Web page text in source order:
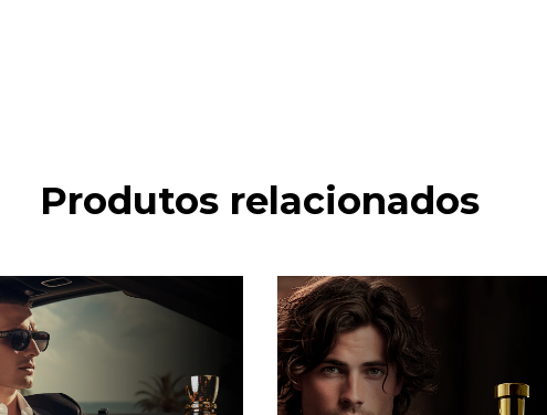
Produtos relacionados